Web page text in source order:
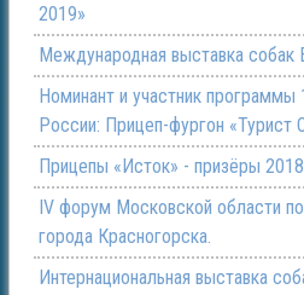
2019»
Международная выставка собак
Номинант и участник программы
России: Прицеп-фургон
Прицепы «Исток» - призёры
IV форум Московской области
города Красногорска.
Интернациональная выставка